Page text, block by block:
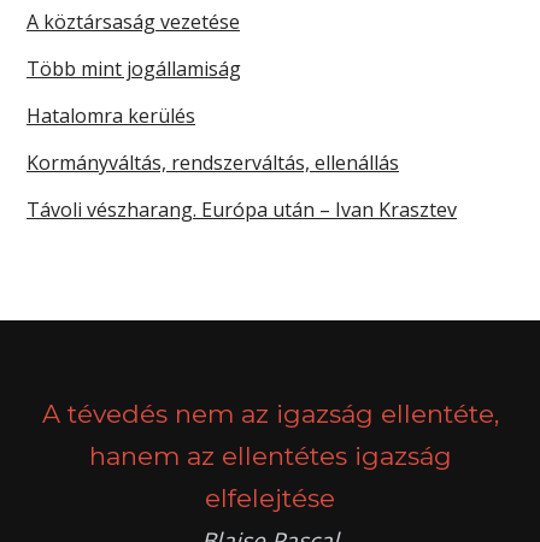
A köztársaság vezetése
Több mint jogállamiság
Hatalomra kerülés
Kormányváltás, rendszerváltás, ellenállás
Távoli vészharang. Európa után – Ivan Krasztev
A tévedés nem az igazság ellentéte,
hanem az ellentétes igazság
elfelejtése